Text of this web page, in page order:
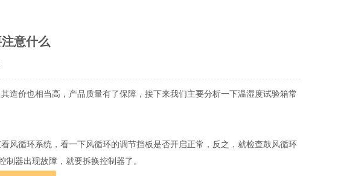
意什么
造价也相当高，产品质量有了保障，接下来我们主要分析一下温湿度试验箱常
循环系统，看一下风循环的调节挡板是否开启正常，反之，就检查鼓风循环
器出现故障，就要拆换控制器了。